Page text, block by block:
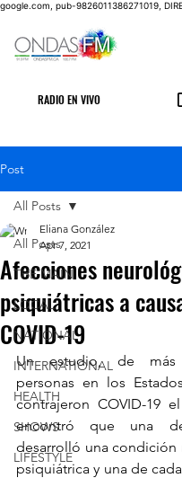
google.com, pub-9826011386271019,
RADIO EN VIVO
Post
All Posts
THE MAIN
LOCAL
NATIONAL
INTERNATIONAL
HEALTH
SHOWS
LIFESTYLE
All Posts
Afecciones
psiquiátricas a
COVID-19
Eliana González
Apr 7, 2021
Un estudio, de más
personas en los
contrajeron COVID-19
encontró que una
desarrolló una condición
psiquiátrica y una de